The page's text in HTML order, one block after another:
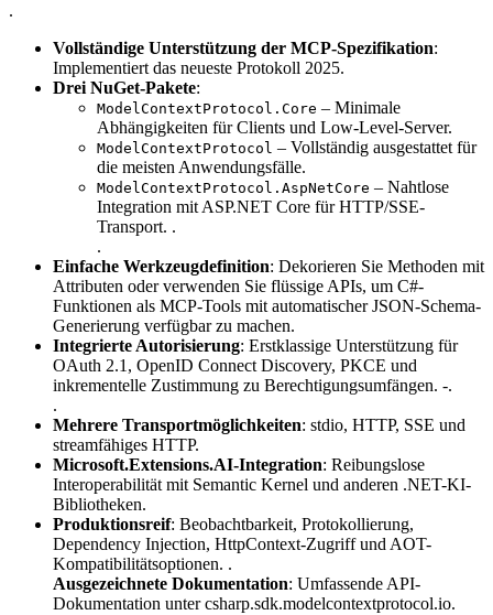
.
Vollständige Unterstützung der MCP-Spezifikation:
Implementiert das neueste Protokoll 2025.
Drei NuGet-Pakete:
ModelContextProtocol.Core – Minimale
Abhängigkeiten für Clients und Low-Level-Server.
ModelContextProtocol – Vollständig ausgestattet für
die meisten Anwendungsfälle.
ModelContextProtocol.AspNetCore – Nahtlose
Integration mit ASP.NET Core für HTTP/SSE-
Transport. .
.
Einfache Werkzeugdefinition: Dekorieren Sie Methoden mit
Attributen oder verwenden Sie flüssige APIs, um C#-
Funktionen als MCP-Tools mit automatischer JSON-Schema-
Generierung verfügbar zu machen.
Integrierte Autorisierung: Erstklassige Unterstützung für
OAuth 2.1, OpenID Connect Discovery, PKCE und
inkrementelle Zustimmung zu Berechtigungsumfängen. -.
.
Mehrere Transportmöglichkeiten: stdio, HTTP, SSE und
streamfähiges HTTP.
Microsoft.Extensions.AI-Integration: Reibungslose
Interoperabilität mit Semantic Kernel und anderen .NET-KI-
Bibliotheken.
Produktionsreif: Beobachtbarkeit, Protokollierung,
Dependency Injection, HttpContext-Zugriff und AOT-
Kompatibilitätsoptionen. .
Ausgezeichnete Dokumentation: Umfassende API-
Dokumentation unter csharp.sdk.modelcontextprotocol.io.